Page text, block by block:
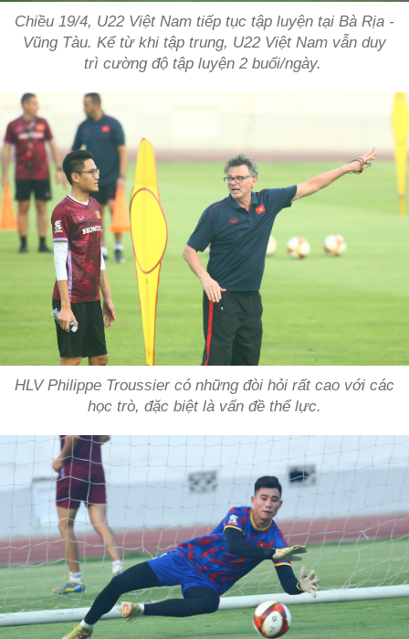
Chiều 19/4, U22 Việt Nam tiếp tục tập luyện tại Bà Rịa -
Vũng Tàu. Kể từ khi tập trung, U22 Việt Nam vẫn duy
trì cường độ tập luyện 2 buổi/ngày.
HLV Philippe Troussier có những đòi hỏi rất cao với các
học trò, đặc biệt là vấn đề thể lực.